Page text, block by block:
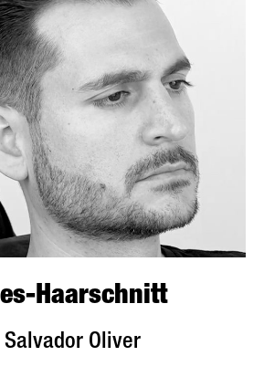
Haarschnitt
Salvador Oliver